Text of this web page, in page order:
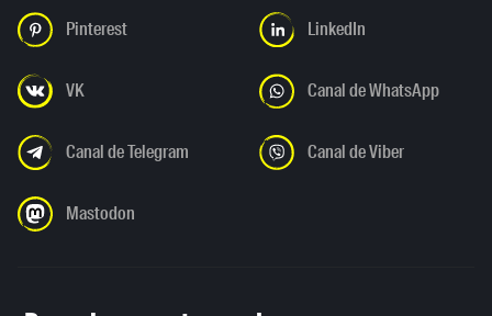
Pinterest LinkedIn
VK Canal de WhatsApp
Canal de Telegram Canal de Viber
Mastodon